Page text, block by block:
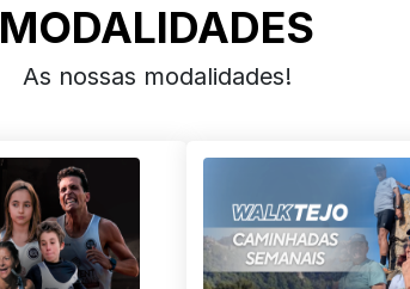
MODALIDADES
As nossas modalidades!